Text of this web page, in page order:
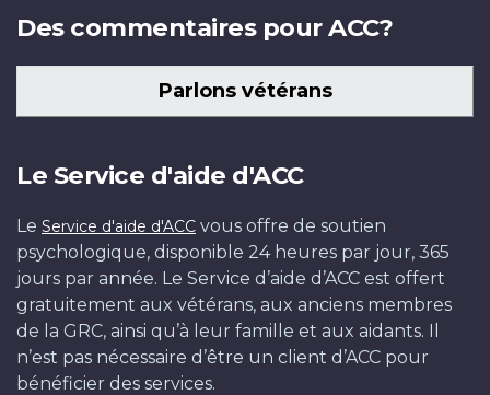
Des commentaires pour ACC?
Parlons vétérans
Le Service d'aide d'ACC
Le Service d'aide d'ACC vous offre de soutien
psychologique, disponible 24 heures par jour, 365
jours par année. Le Service d’aide d’ACC est offert
gratuitement aux vétérans, aux anciens membres
de la GRC, ainsi qu’à leur famille et aux aidants. Il
n’est pas nécessaire d’être un client d’ACC pour
bénéficier des services.